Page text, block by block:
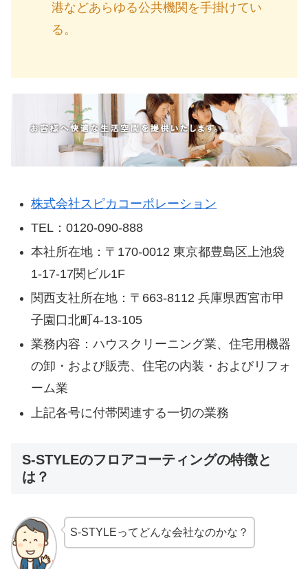
港などあらゆる公共機関を手掛けてい
る。
株式会社スピカコーポレーション
TEL：0120-090-888
本社所在地： 〒170-0012 東京都豊島区上池袋
1-17-17関ビル1F
関西支社所在地：〒663-8112 兵庫県西宮市甲
子園口北町4-13-105
業務内容：ハウスクリーニング業、住宅用機器
の卸・および販売、住宅の内装・およびリフォ
ーム業
上記各号に付帯関連する一切の業務
S-STYLEのフロアコーティングの特徴と
は？
S-STYLEってどんな会社なのかな？